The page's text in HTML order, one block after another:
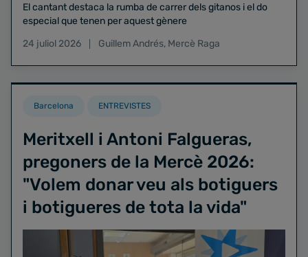
El cantant destaca la rumba de carrer dels gitanos i el do
especial que tenen per aquest gènere
24 juliol 2026
Guillem Andrés, Mercè Raga
Barcelona ENTREVISTES
Meritxell i Antoni Falgueras,
pregoners de la Mercè 2026:
"Volem donar veu als botiguers
i botigueres de tota la vida"